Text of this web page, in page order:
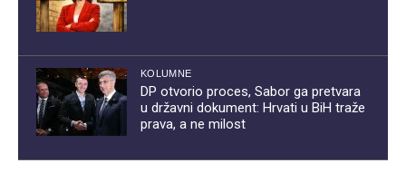
KOLUMNE
DP otvorio proces, Sabor ga pretvara
u državni dokument: Hrvati u BiH traže
prava, a ne milost